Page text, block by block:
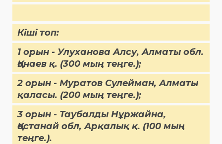
Кіші топ:
1 орын - Улуханова Алсу, Алматы обл.
Қонаев қ. (300 мың теңге.);
2 орын - Муратов Сулейман, Алматы
қаласы. (200 мың теңге.);
3 орын - Таубалды Нұржайна,
Қостанай обл, Арқалық қ. (100 мың
теңге.).